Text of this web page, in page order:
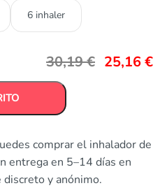
6 inhaler
30,19€ 25,16€
comprar el inhalador de
entrega en 5–14 días en
discreto y anónimo.